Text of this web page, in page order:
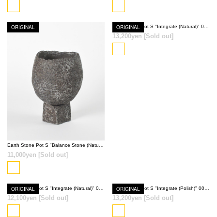
SOLD OUT
ORIGINAL
Earth Stone Pot S "Balance Stone (Natural)" 0077
11,000yen [Sold out]
ORIGINAL Earth Stone Pot S "Integrate (Natural)" 0046
13,200yen [Sold out]
ORIGINAL Earth Stone Pot S "Integrate (Natural)" 0077
12,100yen [Sold out]
ORIGINAL Earth Stone Pot S "Integrate (Polish)" 0032
13,200yen [Sold out]